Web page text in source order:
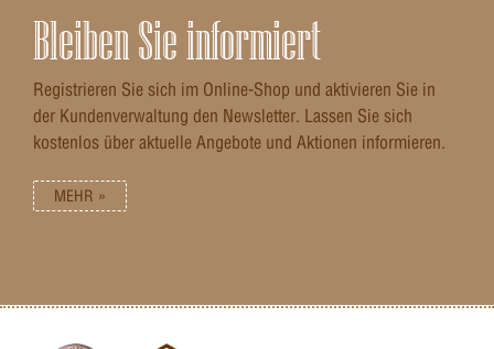
Bleiben Sie informiert
Registrieren Sie sich im Online-Shop und aktivieren Sie in
der Kundenverwaltung den Newsletter. Lassen Sie sich
kostenlos über aktuelle Angebote und Aktionen informieren.
MEHR »